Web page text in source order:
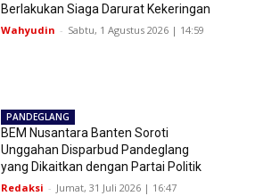
Berlakukan Siaga Darurat Kekeringan
Wahyudin - Sabtu, 1 Agustus 2026 | 14:59
PANDEGLANG
BEM Nusantara Banten Soroti
Unggahan Disparbud Pandeglang
yang Dikaitkan dengan Partai Politik
Redaksi - Jumat, 31 Juli 2026 | 16:47